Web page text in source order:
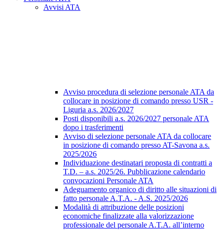
Avvisi ATA
Avviso procedura di selezione personale ATA da
collocare in posizione di comando presso USR -
Liguria a.s. 2026/2027
Posti disponibili a.s. 2026/2027 personale ATA
dopo i trasferimenti
Avviso di selezione personale ATA da collocare
in posizione di comando presso AT-Savona a.s.
2025/2026
Individuazione destinatari proposta di contratti a
T.D. – a.s. 2025/26. Pubblicazione calendario
convocazioni Personale ATA
Adeguamento organico di diritto alle situazioni di
fatto personale A.T.A. - A.S. 2025/2026
Modalità di attribuzione delle posizioni
economiche finalizzate alla valorizzazione
professionale del personale A.T.A. all’interno